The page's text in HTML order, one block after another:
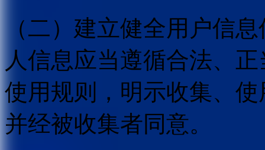
（二）建立健全用户信
人信息应当遵循合法、
使用规则，明示收集、
并经被收集者同意。